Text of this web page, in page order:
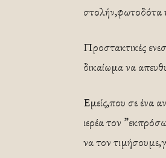
στολήν,φωτοδότα
Προστακτικές
δικαίωμα να
Εμείς,που σε ένα
ιερέα τον
να τον